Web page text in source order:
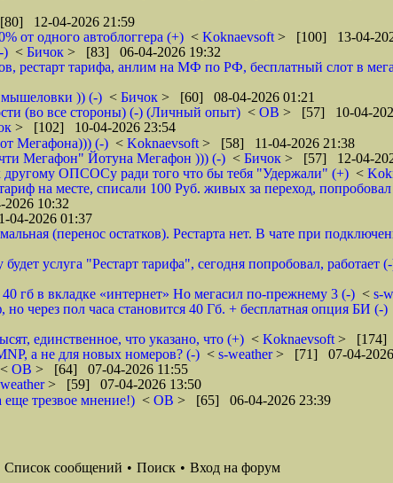
12-04-2026 21:59
от одного автоблоггера (+) < Koknaevsoft > [100] 13-04-
) < Бичок > [83] 06-04-2026 19:32
рестарт тарифа, анлим на МФ по РФ, бесплатный слот в
мышеловки )) (-) < Бичок > [60] 08-04-2026 01:21
(во все стороны) (-) (Личный опыт) < ОВ > [57] 10-04-
> [102] 10-04-2026 23:54
Мегафона))) (-) < Koknaevsoft > [58] 11-04-2026 21:38
Мегафон" Йотуна Мегафон ))) (-) < Бичок > [57] 12-04-
ОПСОСу ради того что бы тебя "Удержали" (+) <
на месте, списали 100 Руб. живых за переход,
10:32
2026 01:37
(перенос остатков). Рестарта нет. В чате при
услуга "Рестарт тарифа", сегодня попробовал, работает
гб в вкладке «интернет» Но мегасил по-прежнему 3 (-) < s-
через пол часа становится 40 Гб. + бесплатная опция БИ (-)
единственное, что указано, что (+) < Koknaevsoft > [174]
а не для новых номеров? (-) < s-weather> [71] 07-04-2026
< ОВ > [64] 07-04-2026 11:55
> [59] 07-04-2026 13:50
трезвое мнение!) < ОВ > [65] 06-04-2026 23:39
Список сообщений • Поиск • Вход на форум